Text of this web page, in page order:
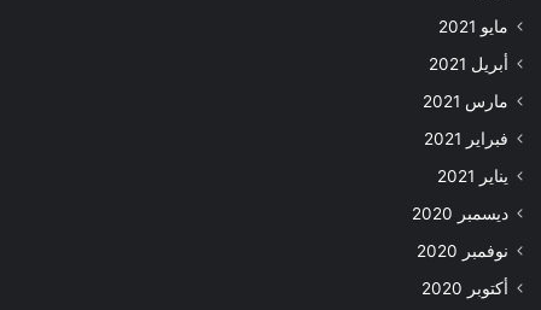
مايو 2021
أبريل 2021
مارس 2021
فبراير 2021
يناير 2021
ديسمبر 2020
نوفمبر 2020
أكتوبر 2020